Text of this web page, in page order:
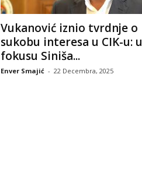
Vukanović iznio tvrdnje o
sukobu interesa u CIK-u: u
fokusu Siniša...
Enver Smajić - 22 Decembra, 2025